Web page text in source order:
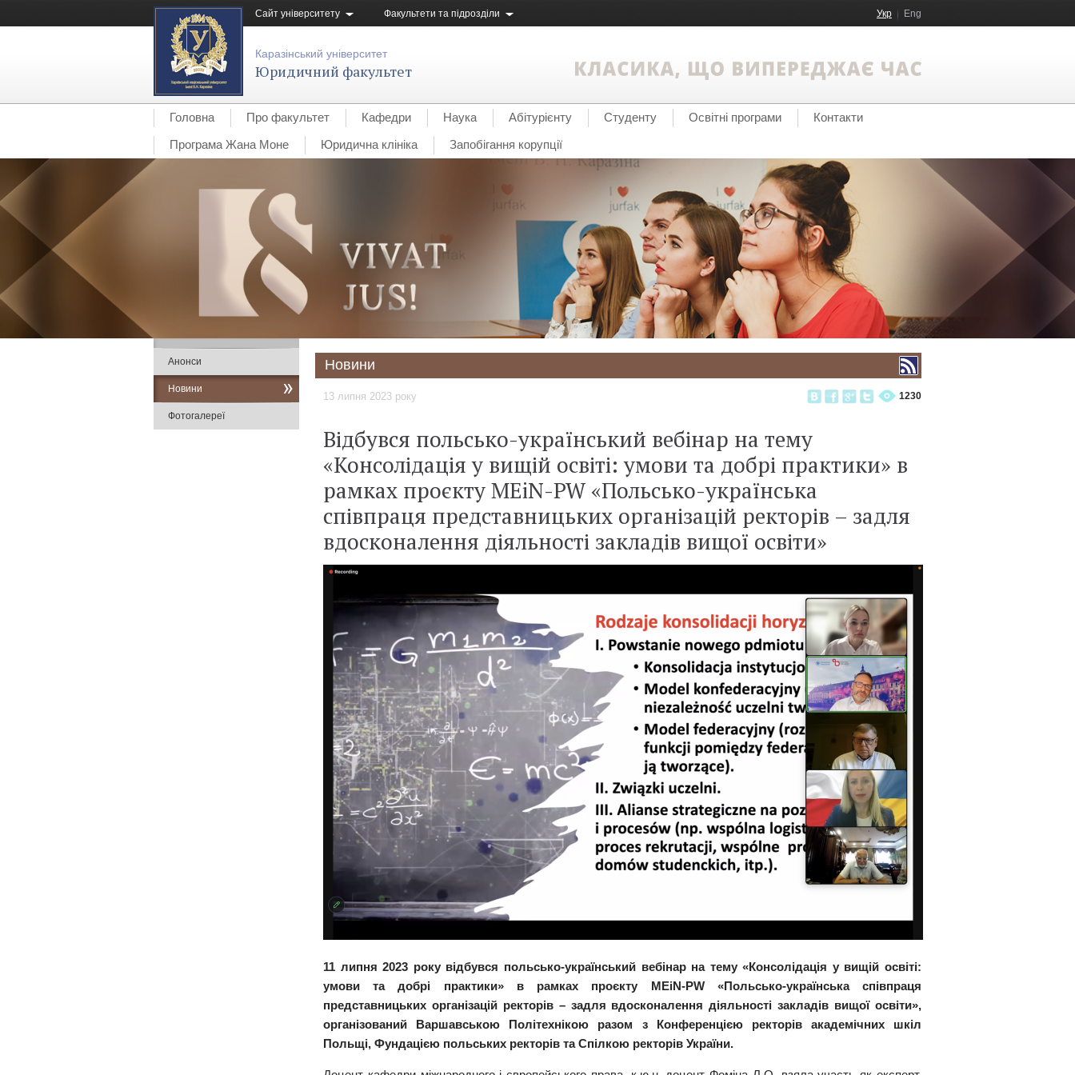
Сайт університету Факультети та підрозділи Укр Eng
Каразінський університет
Юридичний факультет
Головна Про факультет Кафедри Наука Абітурієнту Студенту Освітні програми
Контакти
Програма Жана Моне
Юридична клініка Запобігання корупції
Новини
1230
13 липня 2023 року
Відбувся польсько-український вебінар на тему
«Консолідація у вищій освіті: умови та добрі практики» в
рамках проєкту MEiN-PW «Польсько-українська
співпраця представницьких організацій ректорів – задля
вдосконалення діяльності закладів вищої освіти»
11 липня 2023 року відбувся польсько-український вебінар на тему «Консолідація у вищій освіті:
умови та добрі практики» в рамках проєкту MEiN-PW «Польсько-українська співпраця
представницьких організацій ректорів – задля вдосконалення діяльності закладів вищої освіти»,
організований Варшавською Політехнікою разом з Конференцією ректорів академічних шкіл
Польщі, Фундацією польських ректорів та Спілкою ректорів України.
Анонси
Новини
Фотогалереї